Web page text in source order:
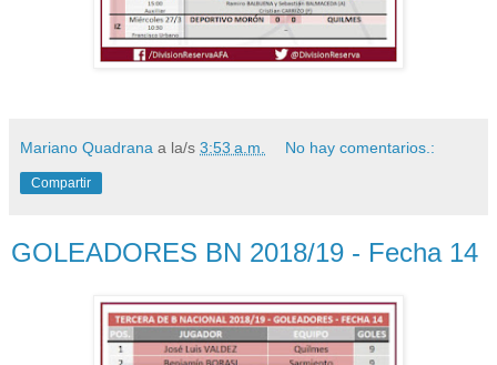
Mariano Quadrana a la/s 3:53 a.m. No hay comentarios.:
Compartir
GOLEADORES BN 2018/19 - Fecha 14